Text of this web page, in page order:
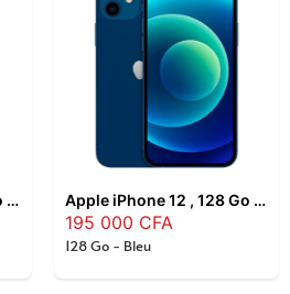
Apple iPhone 12 , 128 Go , Violet Apple iPhone 12 , 128 Go , Bleu
195 000 CFA
128 Go - Bleu